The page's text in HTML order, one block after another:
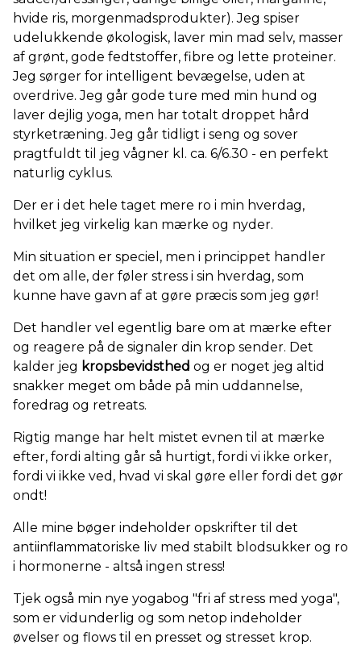
hvide ris, morgenmadsprodukter). Jeg spiser
udelukkende økologisk, laver min mad selv, masser
af grønt, gode fedtstoffer, fibre og lette proteiner.
Jeg sørger for intelligent bevægelse, uden at
overdrive. Jeg går gode ture med min hund og
laver dejlig yoga, men har totalt droppet hård
styrketræning. Jeg går tidligt i seng og sover
pragtfuldt til jeg vågner kl. ca. 6/6.30 - en perfekt
naturlig cyklus.
Der er i det hele taget mere ro i min hverdag,
hvilket jeg virkelig kan mærke og nyder.
Min situation er speciel, men i princippet handler
det om alle, der føler stress i sin hverdag, som
kunne have gavn af at gøre præcis som jeg gør!
Det handler vel egentlig bare om at mærke efter
og reagere på de signaler din krop sender. Det
kalder jeg kropsbevidsthed og er noget jeg altid
snakker meget om både på min uddannelse,
foredrag og retreats.
Rigtig mange har helt mistet evnen til at mærke
efter, fordi alting går så hurtigt, fordi vi ikke orker,
fordi vi ikke ved, hvad vi skal gøre eller fordi det gør
ondt!
Alle mine bøger indeholder opskrifter til det
antiinflammatoriske liv med stabilt blodsukker og ro
i hormonerne - altså ingen stress!
Tjek også min nye yogabog "fri af stress med yoga",
som er vidunderlig og som netop indeholder
øvelser og flows til en presset og stresset krop.